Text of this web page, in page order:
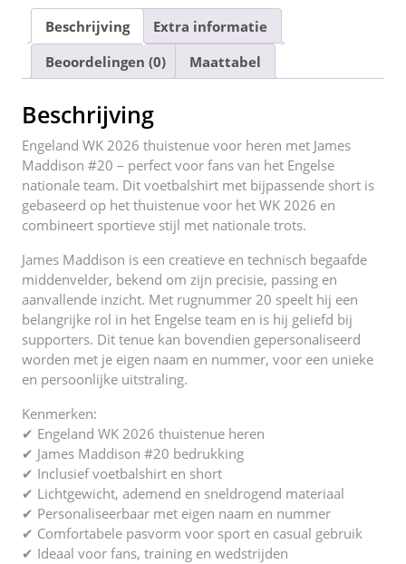
c
e
b
o
o
k
itt
er
ai
l
er
e
st
d
di
t
k
e
dI
e
n
Beschrijving
Extra informatie
Beoordelingen (0)
Maattabel
Beschrijving
Engeland WK 2026 thuistenue voor heren met James
Maddison #20 – perfect voor fans van het Engelse
nationale team. Dit voetbalshirt met bijpassende short is
gebaseerd op het thuistenue voor het WK 2026 en
combineert sportieve stijl met nationale trots.
James Maddison is een creatieve en technisch begaafde
middenvelder, bekend om zijn precisie, passing en
aanvallende inzicht. Met rugnummer 20 speelt hij een
belangrijke rol in het Engelse team en is hij geliefd bij
supporters. Dit tenue kan bovendien gepersonaliseerd
worden met je eigen naam en nummer, voor een unieke
en persoonlijke uitstraling.
Kenmerken:
✔ Engeland WK 2026 thuistenue heren
✔ James Maddison #20 bedrukking
✔ Inclusief voetbalshirt en short
✔ Lichtgewicht, ademend en sneldrogend materiaal
✔ Personaliseerbaar met eigen naam en nummer
✔ Comfortabele pasvorm voor sport en casual gebruik
✔ Ideaal voor fans, training en wedstrijden